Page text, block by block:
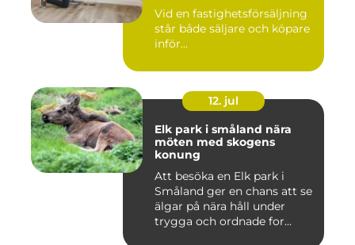
Vid en fastighetsförsäljning
står både säljare och köpare
inför...
12. jul
Elk park i småland nära
möten med skogens
konung
Att besöka en Elk park i
Småland ger en chans att se
älgar på nära håll under
trygga och ordnade for...